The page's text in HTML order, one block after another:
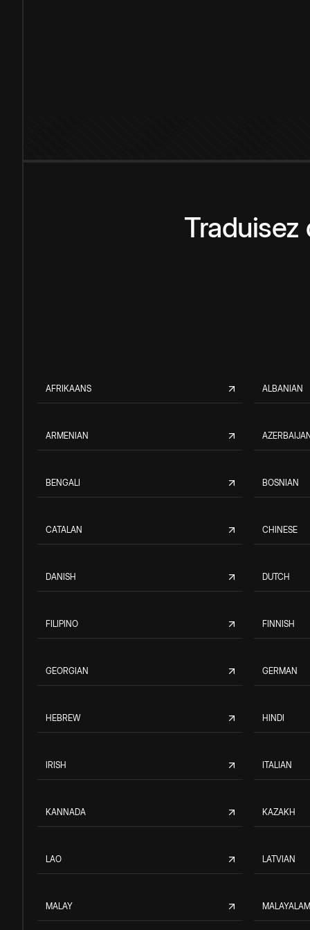
Traduisez
AFRIKAANS ALBANIAN
ARMENIAN AZERBAIJANI
BENGALI BOSNIAN
CATALAN CHINESE
DANISH DUTCH
FILIPINO FINNISH
GEORGIAN GERMAN
HEBREW HINDI
IRISH ITALIAN
KANNADA KAZAKH
LAO LATVIAN
MALAY MALAYALAM